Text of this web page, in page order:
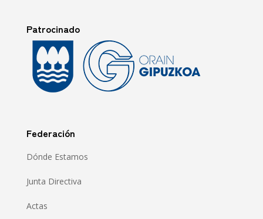
Patrocinado
Federación
Dónde Estamos
Junta Directiva
Actas